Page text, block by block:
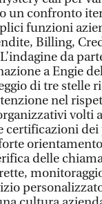
un confronto
funzioni
Billing,
da
a Engie
di tre stelle
nel
volti
certificazioni
delle